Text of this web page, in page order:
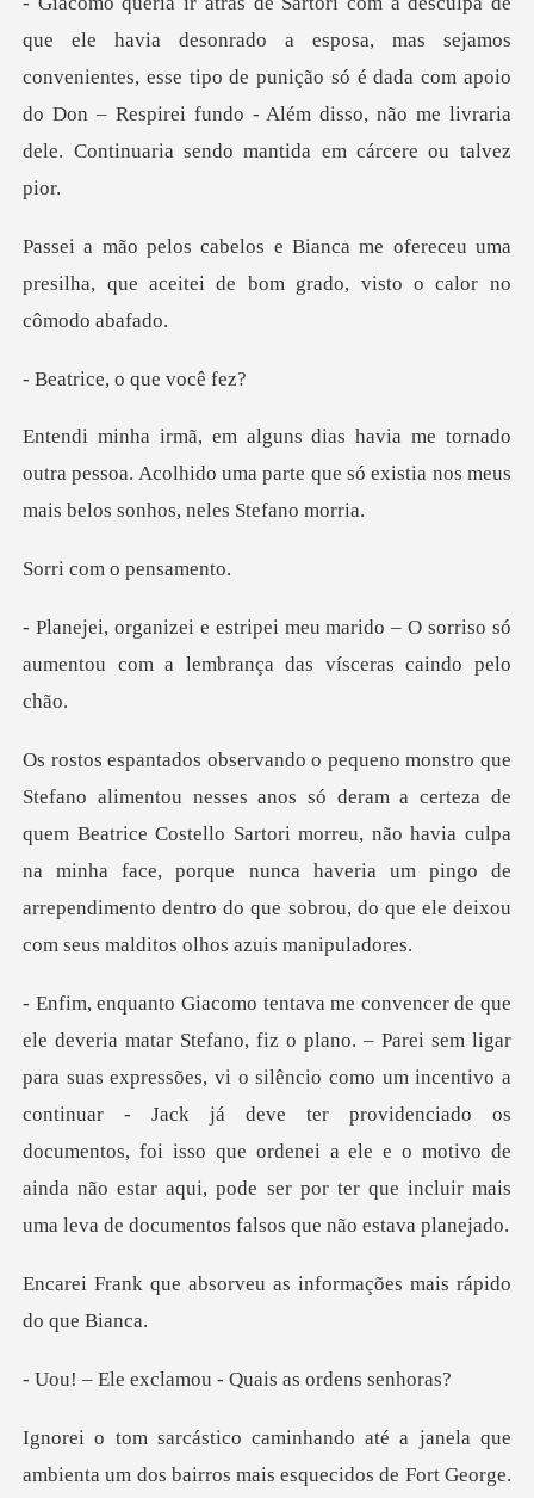
mas sejamos
convenientes, esse tipo de punição só é dada com apoio
do Don – Respirei fund
fereceu uma
presilha, que aceitei de bom
e, o que
o
outra pessoa. Acolhido uma parte que só existia
om o pe
arido – O sorriso só
aumentou com a le
de
quem Beatrice Costello Sartori morreu, não havia culpa
na minha face, porque nunca haveria um ping
essões, vi o silêncio como um incentivo a
continuar - Jack já deve ter providenciado os
documentos, foi isso que ordenei a ele
rveu as informações ma
lamou - Quais as